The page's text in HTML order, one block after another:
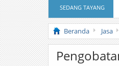
SEDANG TAYANG
Beranda Jasa